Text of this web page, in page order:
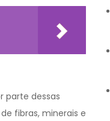
parte dessas
fibras, minerais e